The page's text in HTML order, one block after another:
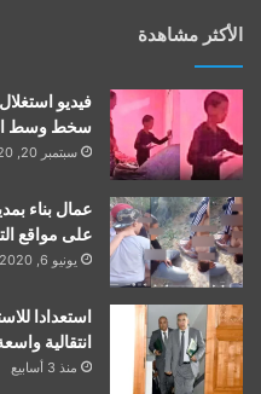
الأكثر مشاهدة
فيديو
سخط وسط
سبتمبر 20, 2020
عمال بناء
على مواقع
يونيو 6, 2020
استعدادا
انتقالية
منذ 3 أسابيع